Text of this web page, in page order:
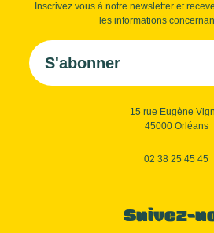
Inscrivez vous à notre newsletter et
les informations
S'abonner
15 rue Eugène
45000 Orléans
02 38 25 45 45
Suivez-